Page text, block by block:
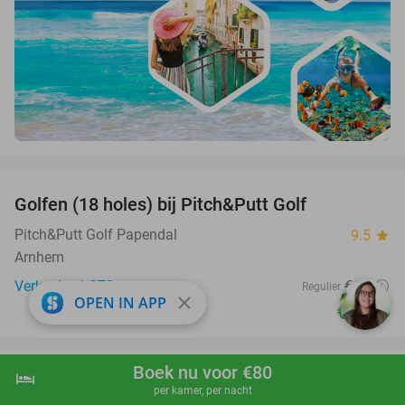
shopping_cart Boek nu
hotel Boek nu voor €80
per kamer, per nacht
Golfen (18 holes) bij Pitch&Putt Golf
Pitch&Putt Golf Papendal 9.5 star
Arnhem
Verkocht: 1.370
Regulier €19
€11,50
Indiaas 3-gangendiner naar keuze bij
OPEN IN APP close